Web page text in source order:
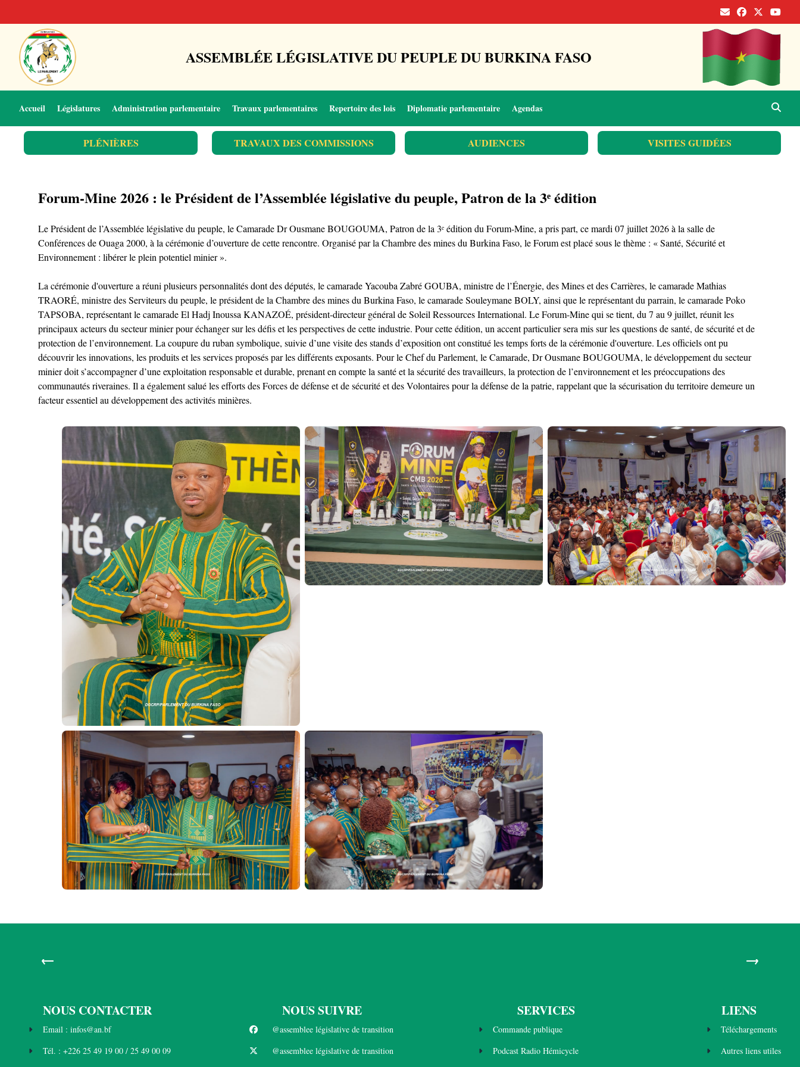
ASSEMBLÉE LÉGISLATIVE DU PEUPLE DU BURKINA FASO
Accueil Législatures Administration parlementaire Travaux parlementaires Repertoire des lois Diplomatie parlementaire Agendas
PLÉNIÈRES TRAVAUX DES COMMISSIONS AUDIENCES VISITES GUIDÉES
Forum-Mine 2026 : le Président de l’Assemblée législative du peuple, Patron de la 3ᵉ édition
Le Président de l’Assemblée législative du peuple, le Camarade Dr Ousmane BOUGOUMA, Patron de la 3ᵉ édition du Forum-Mine, a pris part, ce mardi 07 juillet 2026 à la salle de
Conférences de Ouaga 2000, à la cérémonie d’ouverture de cette rencontre. Organisé par la Chambre des mines du Burkina Faso, le Forum est placé sous le thème : « Santé, Sécurité et
Environnement : libérer le plein potentiel minier ».
La cérémonie d'ouverture a réuni plusieurs personnalités dont des députés, le camarade Yacouba Zabré GOUBA, ministre de l’Énergie, des Mines et des Carrières, le camarade Mathias
TRAORÉ, ministre des Serviteurs du peuple, le président de la Chambre des mines du Burkina Faso, le camarade Souleymane BOLY, ainsi que le représentant du parrain, le camarade Poko
TAPSOBA, représentant le camarade El Hadj Inoussa KANAZOÉ, président-directeur général de Soleil Ressources International. ‎Le Forum-Mine qui se tient, du 7 au 9 juillet, réunit les
principaux acteurs du secteur minier pour échanger sur les défis et les perspectives de cette industrie. Pour cette édition, un accent particulier sera mis sur les questions de santé, de sécurité et de
protection de l’environnement. ‎La coupure du ruban symbolique, suivie d’une visite des stands d’exposition ont constitué les temps forts de la cérémonie d'ouverture. Les officiels ont pu
découvrir les innovations, les produits et les services proposés par les différents exposants. ‎Pour le Chef du Parlement, le Camarade, Dr Ousmane BOUGOUMA, le développement du secteur
minier doit s’accompagner d’une exploitation responsable et durable, prenant en compte la santé et la sécurité des travailleurs, la protection de l’environnement et les préoccupations des
communautés riveraines. Il a également salué les efforts des Forces de défense et de sécurité et des Volontaires pour la défense de la patrie, rappelant que la sécurisation du territoire demeure un
facteur essentiel au développement des activités minières.
← →
NOUS CONTACTER
Email : infos@an.bf
Tél. : +226 25 49 19 00 / 25 49 00 09
NOUS SUIVRE
@assemblee législative de transition
@assemblee législative de transition
SERVICES
Commande publique
Podcast Radio Hémicycle
LIENS
Téléchargements
Autres liens utiles